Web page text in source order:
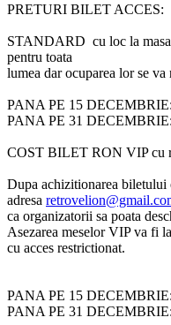
PRETURI BILET ACCES:
STANDARD cu loc la masa
pentru toata
lumea dar ocuparea lor se
PANA PE 15
PANA PE 31
COST BILET RON VIP cu
Dupa achizitionarea
adresa
ca organizatorii sa poata
Asezarea meselor VIP va fi
cu acces restrictionat.
PANA PE 15
PANA PE 31